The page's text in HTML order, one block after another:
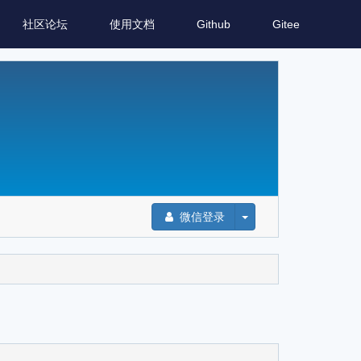
社区论坛 使用文档 Github Gitee
微信登录